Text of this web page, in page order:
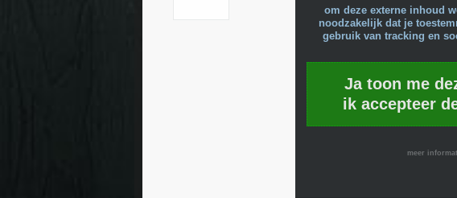
om deze externe inhoud
noodzakelijk dat je
gebruik van tracking en
Ja toon me
ik accepteer
meer